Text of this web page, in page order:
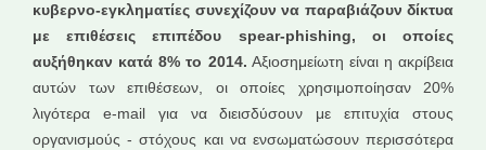
κυβερνο-εγκληματίες συνεχίζουν να παραβιάζουν δίκτυα
με επιθέσεις επιπέδου spear-phishing, οι οποίες
αυξήθηκαν κατά 8% το 2014. Αξιοσημείωτη είναι η ακρίβεια
αυτών των επιθέσεων, οι οποίες χρησιμοποίησαν 20%
λιγότερα e-mail για να διεισδύσουν με επιτυχία στους
οργανισμούς - στόχους και να ενσωματώσουν περισσότερα